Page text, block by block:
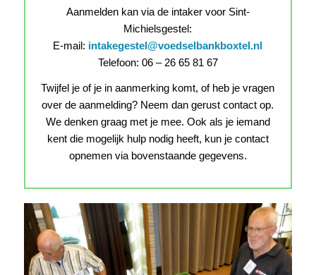
Aanmelden kan via de intaker voor Sint-
Michielsgestel:
E-mail: intakegestel@voedselbankboxtel.nl
Telefoon: 06 – 26 65 81 67
Twijfel je of je in aanmerking komt, of heb je vragen
over de aanmelding? Neem dan gerust contact op.
We denken graag met je mee. Ook als je iemand
kent die mogelijk hulp nodig heeft, kun je contact
opnemen via bovenstaande gegevens.